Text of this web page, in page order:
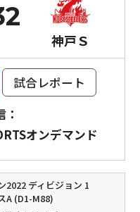
神戸Ｓ
試合レポート
オンデマンド
2022 ディビジョン 1
A (D1-M88)